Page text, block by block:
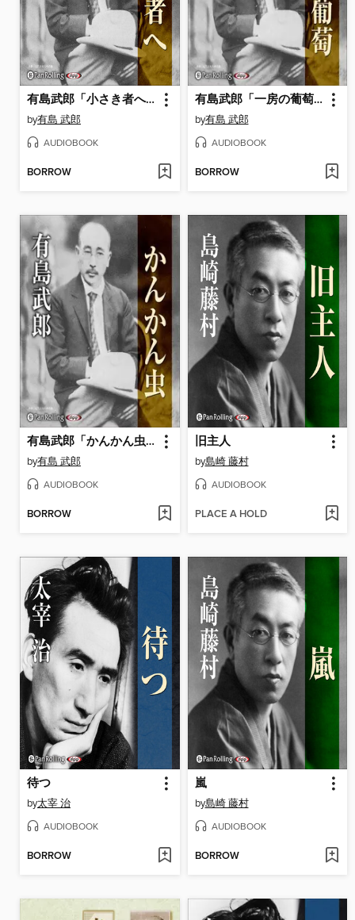
有島武郎「小さき者へ」
by有島 武郎
AUDIOBOOK
BORROW
有島武郎「一房の葡萄」
by有島 武郎
AUDIOBOOK
BORROW
有島武郎「かんかん虫」
by有島 武郎
AUDIOBOOK
BORROW
旧主人
by島崎 藤村
AUDIOBOOK
PLACE A HOLD
待つ
by太宰 治
AUDIOBOOK
BORROW
嵐
by島崎 藤村
AUDIOBOOK
BORROW